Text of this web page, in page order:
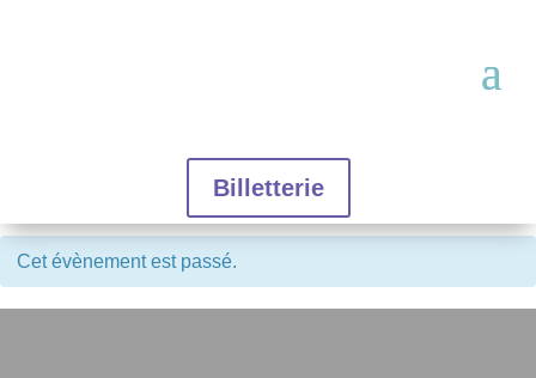
Billetterie
Cet évènement est passé.